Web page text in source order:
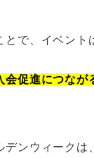
とで、イベント
会促進につなが
デンウィークは